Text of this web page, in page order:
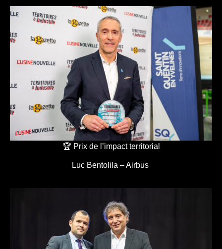
🏆 Prix de l’impact territorial
Luc Bentolila – Airbus